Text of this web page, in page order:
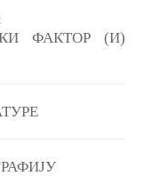
ФАКТОР (И)